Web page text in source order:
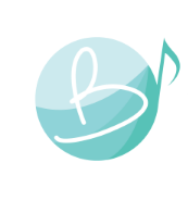
content